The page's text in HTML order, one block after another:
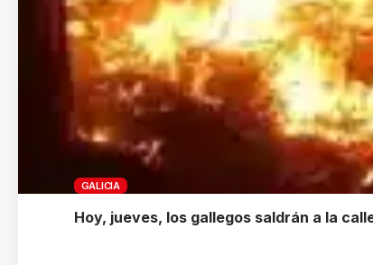
GALICIA
Hoy, jueves, los gallegos saldrán a la